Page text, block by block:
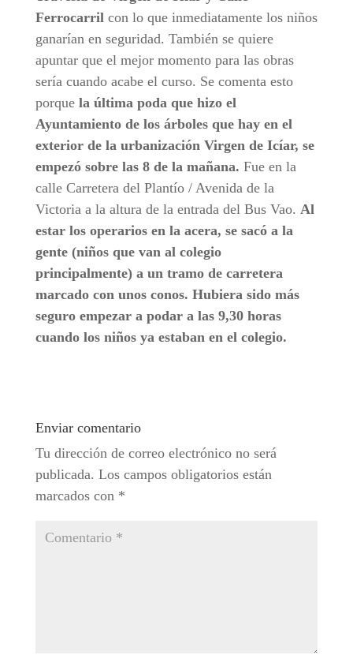
Ferrocarrilcon lo que inmediatamente los niños
ganarían en seguridad. También se quiere
apuntar que el mejor momento para las obras
sería cuando acabe el curso. Se comenta esto
porque la última poda que hizo el
Ayuntamiento de los árboles que hay en el
exterior de la urbanización Virgen de Icíar, se
empezó sobre las 8 de la mañana. Fue en la
calle Carretera del Plantío / Avenida de la
Victoria a la altura de la entrada del Bus Vao. Al
estar los operarios en la acera, se sacó a la
gente (niños que van al colegio
principalmente) a un tramo de carretera
marcado con unos conos. Hubiera sido más
seguro empezar a podar a las 9,30 horas
cuando los niños ya estaban en el colegio.
Enviar comentario
Tu dirección de correo electrónico no será
publicada. Los campos obligatorios están
marcados con *